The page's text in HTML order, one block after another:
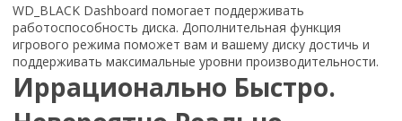
WD_BLACK Dashboard помогает поддерживать
работоспособность диска. Дополнительная функция
игрового режима поможет вам и вашему диску достичь и
поддерживать максимальные уровни производительности.
Иррационально Быстро.